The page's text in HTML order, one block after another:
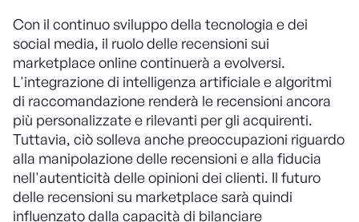
Con il continuo sviluppo della tecnologia e dei
social media, il ruolo delle recensioni sui
marketplace online continuerà a evolversi.
L'integrazione di intelligenza artificiale e algoritmi
di raccomandazione renderà le recensioni ancora
più personalizzate e rilevanti per gli acquirenti.
Tuttavia, ciò solleva anche preoccupazioni riguardo
alla manipolazione delle recensioni e alla fiducia
nell'autenticità delle opinioni dei clienti. Il futuro
delle recensioni su marketplace sarà quindi
influenzato dalla capacità di bilanciare